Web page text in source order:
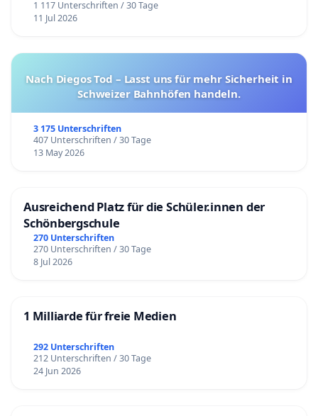
1 117 Unterschriften / 30 Tage
11 Jul 2026
Nach Diegos Tod – Lasst uns für mehr Sicherheit in
Schweizer Bahnhöfen handeln.
3 175 Unterschriften
407 Unterschriften / 30 Tage
13 May 2026
Ausreichend Platz für die Schüler.innen der
Schönbergschule
270 Unterschriften
270 Unterschriften / 30 Tage
8 Jul 2026
1 Milliarde für freie Medien
292 Unterschriften
212 Unterschriften / 30 Tage
24 Jun 2026